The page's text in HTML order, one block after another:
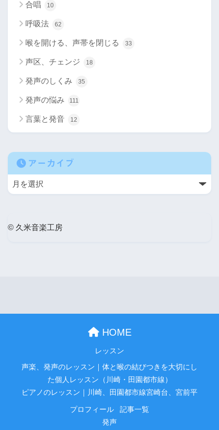
合唱 10
呼吸法 62
喉を開ける、声帯を閉じる 33
声区、チェンジ 18
発声のしくみ 35
発声の悩み 111
言葉と発音 12
アーカイブ
© 久米音楽工房
HOME
レッスン
声楽、発声のレッスン｜体と喉の結びつきを大切にし
た個人レッスン（川崎・田園都市線）
ピアノのレッスン｜川崎、田園都市線宮崎台、宮前平
プロフィール
記事一覧
発声